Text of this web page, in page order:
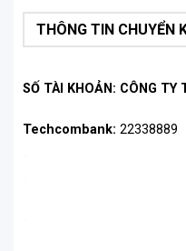
THÔNG TIN CHUYỂN
SỐ TÀI KHOẢN: CÔNG TY
Techcombank: 22338889